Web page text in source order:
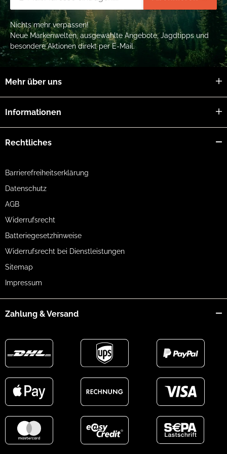
Nichts mehr verpassen!
Neue Markenwelten, ausgewählte Angebote, Jagdtipps und
besondere Aktionen direkt per E-Mail.
Mehr über uns
Informationen
Rechtliches
Barrierefreiheitserklärung
Datenschutz
AGB
Widerrufsrecht
Batteriegesetzhinweise
Widerrufsrecht bei Dienstleistungen
Sitemap
Impressum
Zahlung & Versand